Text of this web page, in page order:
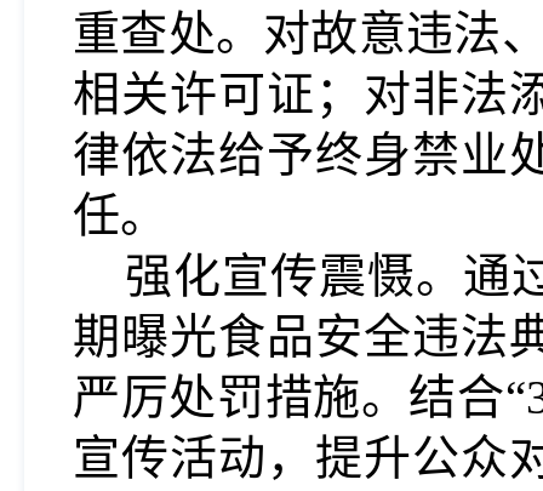
重查处。对故意违法
相关许可证；对非法
律依法给予终身禁业
任。
强化宣传震慑。通
期曝光食品安全违法
严厉处罚措施。 结合
宣传活动，提升公众